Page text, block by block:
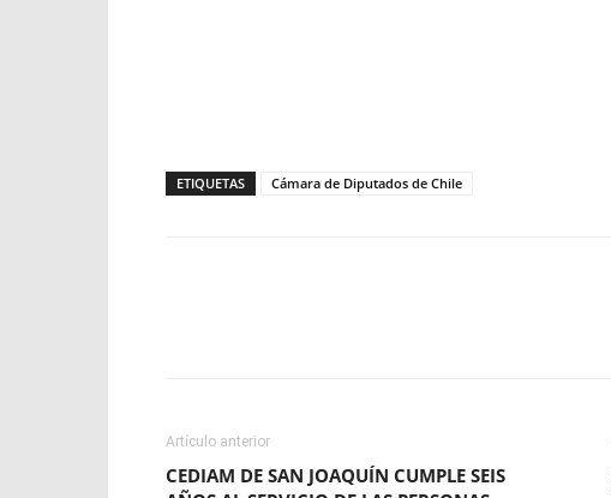
ETIQUETAS Cámara de Diputados de Chile
Artículo anterior
CEDIAM DE SAN JOAQUÍN CUMPLE SEIS